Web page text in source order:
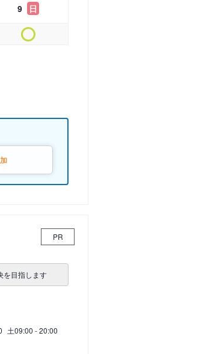
9 日
PR
を目指します
土09:00 - 20:00